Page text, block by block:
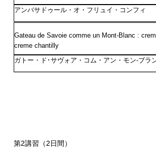
アンバサドゥール・オ・フリュイ・コンフィ
Gateau de Savoie comme un Mont-Blanc :
creme chantilly
ガトー・ド･サヴォア・コム・アン・モン-ブラ
第2講習（2日間）